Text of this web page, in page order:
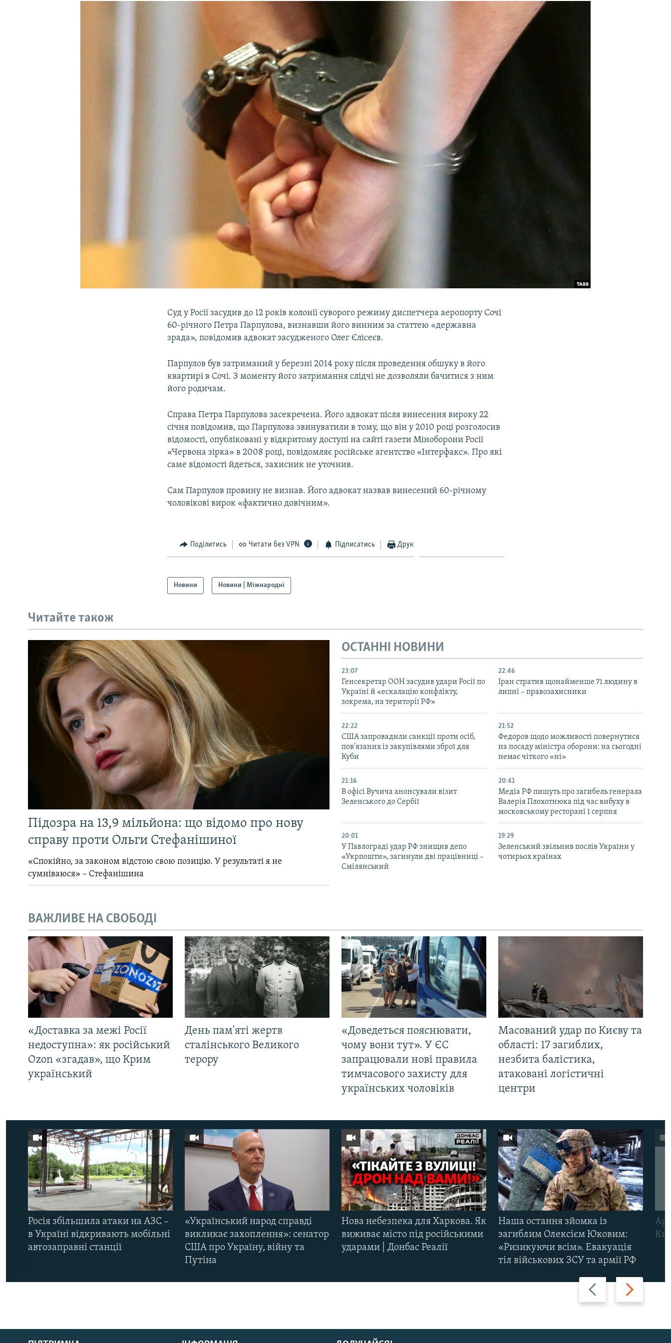
РУС
Суд у Росії засудив до 12 років колонії суворого режиму диспетчера аеропорту Сочі
60-річного Петра Парпулова, визнавши його винним за статтею «державна
зрада», повідомив адвокат засудженого Олег Єлісеєв.
Парпулов був затриманий у березні 2014 року після проведення обшуку в його
квартирі в Сочі. З моменту його затримання слідчі не дозволяли бачитися з ним
його родичам.
Справа Петра Парпулова засекречена. Його адвокат після винесення вироку 22
січня повідомив, що Парпулова звинуватили в тому, що він у 2010 році розголосив
відомості, опубліковані у відкритому доступі на сайті газети Міноборони Росії
«Червона зірка» в 2008 році, повідомляє російське агентство «Інтерфакс». Про які
саме відомості йдеться, захисник не уточнив.
Сам Парпулов провину не визнав. Його адвокат назвав винесений 60-річному
чоловікові вирок «фактично довічним».
Поділитись Читати без VPN Підписатись Друк
Новини Новини | Міжнародні
Читайте також
Підозра на 13,9 мільйона: що відомо про нову
справу проти Ольги Стефанішиної
«Спокійно, за законом відстою свою позицію. У результаті я не
сумніваюся» – Стефанішина
ОСТАННІ НОВИНИ
23:07
Генсекретар ООН засудив удари Росії по
Україні й «ескалацію конфлікту,
зокрема, на території РФ»
22:46
Іран стратив щонайменше 71 людину в
липні – правозахисники
22:22
США запровадили санкції проти осіб,
пов’язаних із закупівлями зброї для
Куби
21:52
Федоров щодо можливості повернутися
на посаду міністра оборони: на сьогодні
немає чіткого «ні»
21:16
В офісі Вучича анонсували візит
Зеленського до Сербії
20:41
Медіа РФ пишуть про загибель генерала
Валерія Плохотнюка під час вибуху в
московському ресторані 1 серпня
20:01
У Павлограді удар РФ знищив депо
«Укрпошти», загинули дві працівниці –
Смілянський
19:29
Зеленський звільнив послів України у
чотирьох країнах
ВАЖЛИВЕ НА СВОБОДІ
«Доставка за межі Росії
недоступна»: як російський
Ozon «згадав», що Крим
український
День пам'яті жертв
сталінського Великого
терору
«Доведеться пояснювати,
чому вони тут». У ЄС
запрацювали нові правила
тимчасового захисту для
українських чоловіків
Масований удар по Києву та
області: 17 загиблих,
незбита балістика,
атаковані логістичні
центри
Назад Вперед
Росія збільшила атаки на АЗС –
в Україні відкривають мобільні
автозаправні станції
«Український народ справді
викликає захоплення»: сенатор
США про Україну, війну та
Путіна
Нова небезпека для Харкова. Як
виживає місто під російськими
ударами | Донбас Реалії
Наша остання зйомка із
загиблим Олексієм Юковим:
«Ризикуючи всім». Евакуація
тіл військових ЗСУ та армії РФ